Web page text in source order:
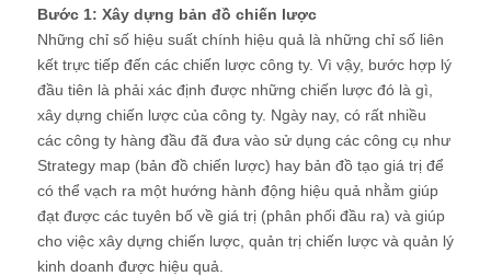
Bước 1: Xây dựng bản đồ chiến lược
Những chỉ số hiệu suất chính hiệu quả là những chỉ số liên
kết trực tiếp đến các chiến lược công ty. Vì vậy, bước hợp lý
đầu tiên là phải xác định được những chiến lược đó là gì,
xây dựng chiến lược của công ty. Ngày nay, có rất nhiều
các công ty hàng đầu đã đưa vào sử dụng các công cụ như
Strategy map (bản đồ chiến lược) hay bản đồ tạo giá trị để
có thể vạch ra một hướng hành động hiệu quả nhằm giúp
đạt được các tuyên bố về giá trị (phân phối đầu ra) và giúp
cho việc xây dựng chiến lược, quản trị chiến lược và quản lý
kinh doanh được hiệu quả.